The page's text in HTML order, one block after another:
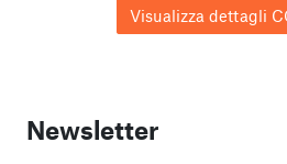
Visualizza dettagli
Newsletter